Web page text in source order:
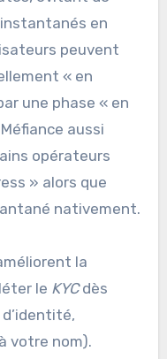
en
peuvent
« en
une phase « en
aussi
opérateurs
» alors que
nativement.
la
le KYCdès
votre nom).